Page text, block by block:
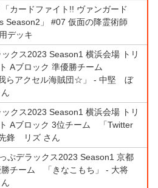
カードファイト!! ヴァンガード
Season2」 #07 仮面の降霊術師
デッキ
クス2023 Season1 横浜会場 トリ
Aブロック 準優勝チーム
我らアクセル海賊団☆」 - 中堅 ぼ
クス2023 Season1 横浜会場 トリ
Aブロック 3位チーム 「Twitter
鋒 リズ さん
ぷデラックス2023 Season1 京都
勝チーム 「きなこもち」 - 大将